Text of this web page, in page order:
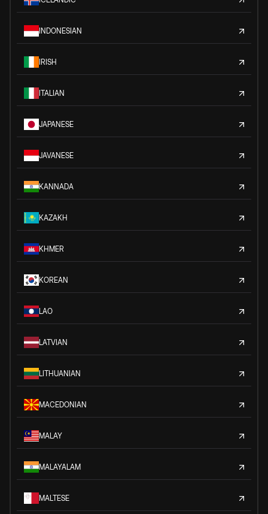
INDONESIAN
IRISH
ITALIAN
JAPANESE
JAVANESE
KANNADA
KAZAKH
KHMER
KOREAN
LAO
LATVIAN
LITHUANIAN
MACEDONIAN
MALAY
MALAYALAM
MALTESE